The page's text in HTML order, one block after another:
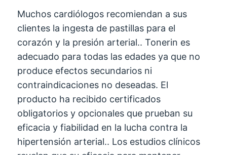
Muchos cardiólogos recomiendan a sus
clientes la ingesta de pastillas para el
corazón y la presión arterial.. Tonerin es
adecuado para todas las edades ya que no
produce efectos secundarios ni
contraindicaciones no deseadas. El
producto ha recibido certificados
obligatorios y opcionales que prueban su
eficacia y fiabilidad en la lucha contra la
hipertensión arterial.. Los estudios clínicos